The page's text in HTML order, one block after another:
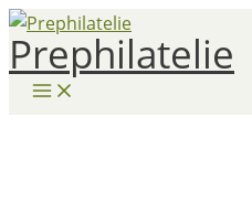
Zum
Inhalt
springen
Prephilatelie